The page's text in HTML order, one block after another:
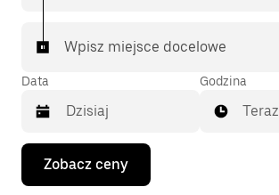
Wpisz miejsce docelowe
Data
Naciśnij
klawisz
strzałki
Godzina
Teraz
Zobacz ceny